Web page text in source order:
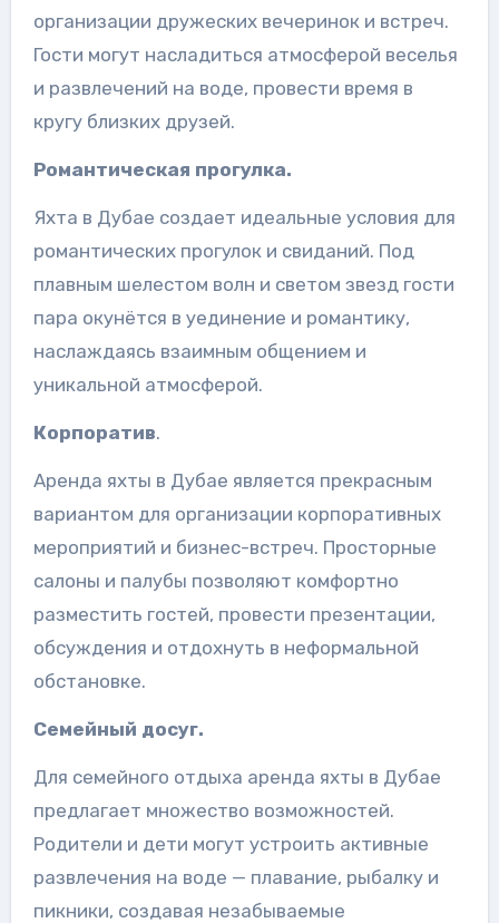
организации дружеских вечеринок и встреч.
Гости могут насладиться атмосферой веселья
и развлечений на воде, провести время в
кругу близких друзей.
Романтическая прогулка.
Яхта в Дубае создает идеальные условия для
романтических прогулок и свиданий. Под
плавным шелестом волн и светом звезд гости
пара окунётся в уединение и романтику,
наслаждаясь взаимным общением и
уникальной атмосферой.
Корпоратив.
Аренда яхты в Дубае является прекрасным
вариантом для организации корпоративных
мероприятий и бизнес-встреч. Просторные
салоны и палубы позволяют комфортно
разместить гостей, провести презентации,
обсуждения и отдохнуть в неформальной
обстановке.
Семейный досуг.
Для семейного отдыха аренда яхты в Дубае
предлагает множество возможностей.
Родители и дети могут устроить активные
развлечения на воде — плавание, рыбалку и
пикники, создавая незабываемые